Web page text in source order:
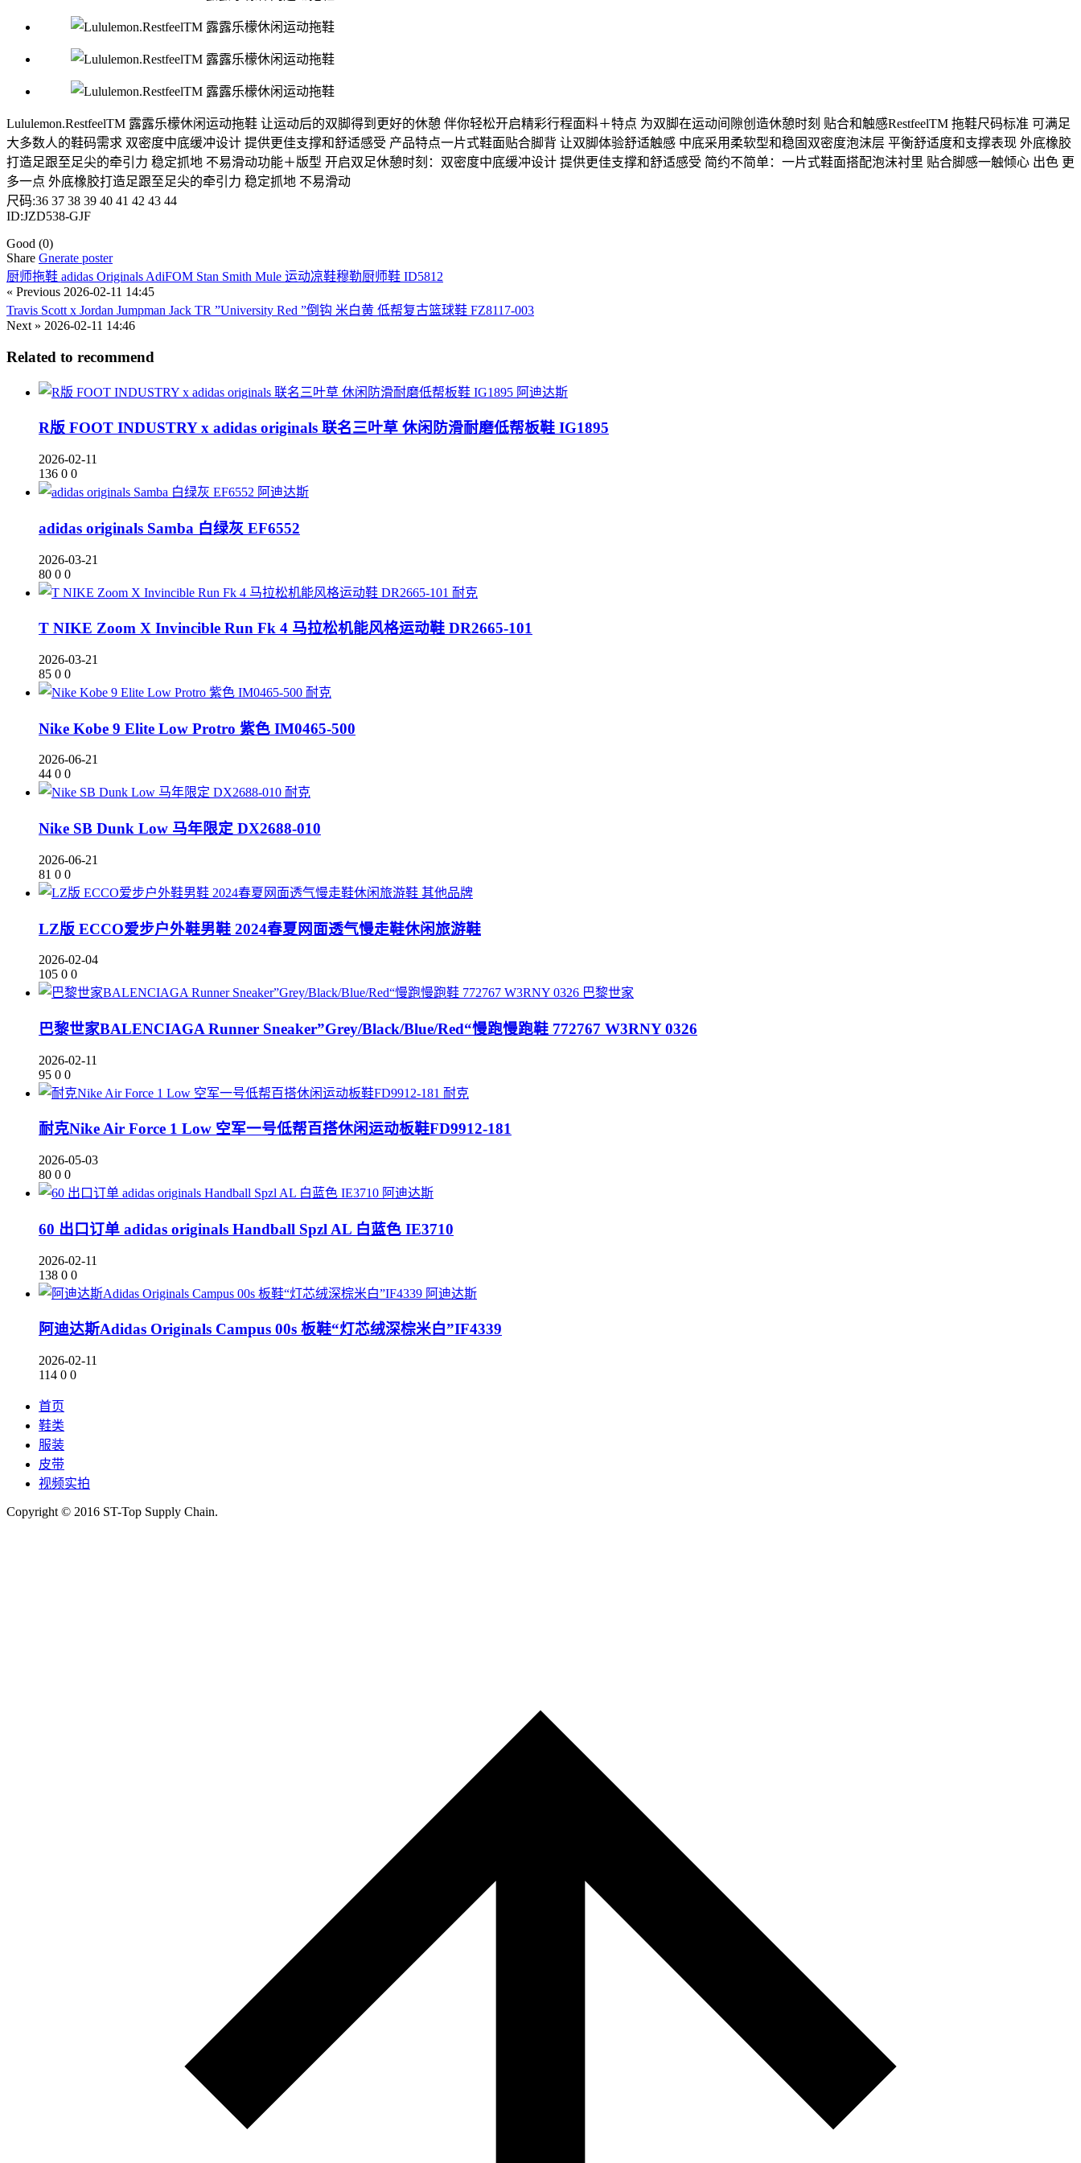
Lululemon.RestfeelTM 露露乐檬休闲运动拖鞋 让运动后的双脚得到更好的休憩 伴你轻松开启精彩行程面料＋特点 为双脚在运动间隙创造休憩时刻 贴合和触感RestfeelTM 拖鞋尺码标准 可满足
大多数人的鞋码需求 双密度中底缓冲设计 提供更佳支撑和舒适感受 产品特点一片式鞋面贴合脚背 让双脚体验舒适触感 中底采用柔软型和稳固双密度泡沫层 平衡舒适度和支撑表现 外底橡胶
打造足跟至足尖的牵引力 稳定抓地 不易滑动功能＋版型 开启双足休憩时刻：双密度中底缓冲设计 提供更佳支撑和舒适感受 简约不简单：一片式鞋面搭配泡沫衬里 贴合脚感一触倾心 出色 更
多一点 外底橡胶打造足跟至足尖的牵引力 稳定抓地 不易滑动
尺码:36 37 38 39 40 41 42 43 44
ID:JZD538-GJF
Good (0)
Share Gnerate poster
厨师拖鞋 adidas Originals AdiFOM Stan Smith Mule 运动凉鞋穆勒厨师鞋 ID5812
« Previous 2026-02-11 14:45
Travis Scott x Jordan Jumpman Jack TR ”University Red ”倒钩 米白黄 低帮复古篮球鞋 FZ8117-003
Next » 2026-02-11 14:46
Related to recommend
阿迪达斯
R版 FOOT INDUSTRY x adidas originals 联名三叶草 休闲防滑耐磨低帮板鞋 IG1895
2026-02-11
136 0 0
阿迪达斯
adidas originals Samba 白绿灰 EF6552
2026-03-21
80 0 0
耐克
T NIKE Zoom X Invincible Run Fk 4 马拉松机能风格运动鞋 DR2665-101
2026-03-21
85 0 0
耐克
Nike Kobe 9 Elite Low Protro 紫色 IM0465-500
2026-06-21
44 0 0
耐克
Nike SB Dunk Low 马年限定 DX2688-010
2026-06-21
81 0 0
其他品牌
LZ版 ECCO爱步户外鞋男鞋 2024春夏网面透气慢走鞋休闲旅游鞋
2026-02-04
105 0 0
巴黎世家
巴黎世家BALENCIAGA Runner Sneaker”Grey/Black/Blue/Red“慢跑慢跑鞋 772767 W3RNY 0326
2026-02-11
95 0 0
耐克
耐克Nike Air Force 1 Low 空军一号低帮百搭休闲运动板鞋FD9912-181
2026-05-03
80 0 0
阿迪达斯
60 出口订单 adidas originals Handball Spzl AL 白蓝色 IE3710
2026-02-11
138 0 0
阿迪达斯
阿迪达斯Adidas Originals Campus 00s 板鞋“灯芯绒深棕米白”IF4339
2026-02-11
114 0 0
首页
鞋类
服装
皮带
视频实拍
Copyright © 2016 ST-Top Supply Chain.